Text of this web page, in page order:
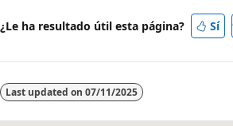
¿Le ha resultado útil esta página? Sí
Last updated on 07/11/2025